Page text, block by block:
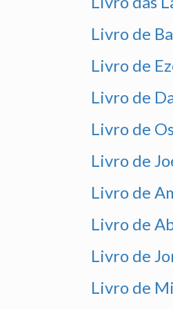
Livro de
Livro de
Livro de
Livro de
Livro de
Livro de
Livro de
Livro de
Livro de